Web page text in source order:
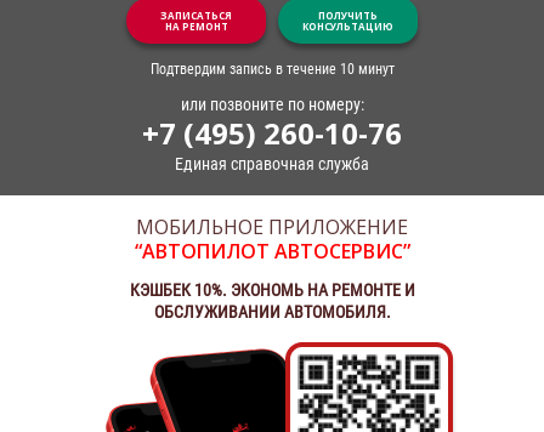
ЗАПИСАТЬСЯ
НА РЕМОНТ
ПОЛУЧИТЬ
КОНСУЛЬТАЦИЮ
Подтвердим запись в течение 10 минут
или позвоните по номеру:
+7 (495) 260-10-76
Единая справочная служба
МОБИЛЬНОЕ ПРИЛОЖЕНИЕ
“АВТОПИЛОТ АВТОСЕРВИС”
КЭШБЕК 10%. ЭКОНОМЬ НА РЕМОНТЕ И
ОБСЛУЖИВАНИИ АВТОМОБИЛЯ.